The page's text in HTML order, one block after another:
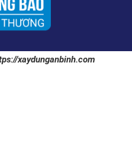
xaydunganbinh.com